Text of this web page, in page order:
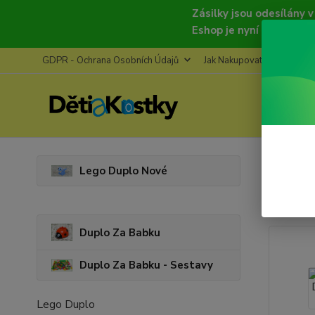
Zásilky jsou odesílány v
Eshop je nyní deaktivován,
GDPR - Ochrana Osobních Údajů Jak Nakupovat
Lego Duplo Nové
Duplo Za Babku
Duplo Za Babku - Sestavy
Lego Duplo